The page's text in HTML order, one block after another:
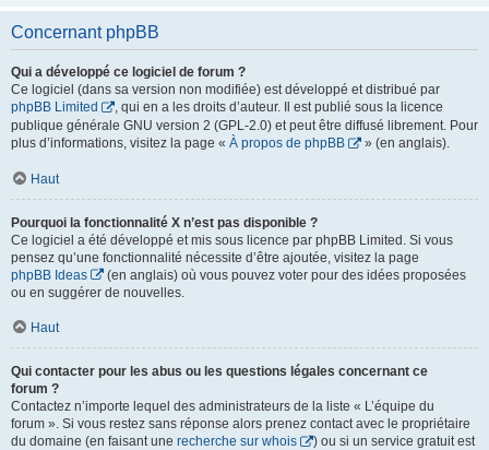
Concernant phpBB
Qui a développé ce logiciel de forum ?
Ce logiciel (dans sa version non modifiée) est développé et distribué par
phpBB Limited
, qui en a les droits d’auteur. Il est publié sous la licence
publique générale GNU version 2 (GPL-2.0) et peut être diffusé librement. Pour
plus d’informations, visitez la page « À propos de phpBB » (en anglais).
Haut
Pourquoi la fonctionnalité X n’est pas disponible ?
Ce logiciel a été développé et mis sous licence par phpBB Limited. Si vous
pensez qu’une fonctionnalité nécessite d’être ajoutée, visitez la page
phpBB Ideas
(en anglais) où vous pouvez voter pour des idées proposées
ou en suggérer de nouvelles.
Haut
Qui contacter pour les abus ou les questions légales concernant ce
forum ?
Contactez n’importe lequel des administrateurs de la liste « L’équipe du
forum ». Si vous restez sans réponse alors prenez contact avec le propriétaire
du domaine (en faisant une recherche sur whois
) ou si un service gratuit est